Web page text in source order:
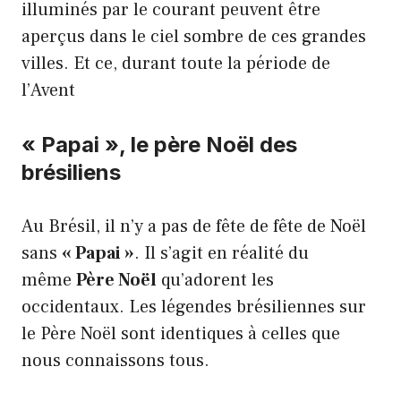
illuminés par le courant peuvent être
aperçus dans le ciel sombre de ces grandes
villes. Et ce, durant toute la période de
l’Avent
« Papai », le père Noël des
brésiliens
Au Brésil, il n’y a pas de fête de fête de Noël
sans « Papai ». Il s’agit en réalité du
même Père Noël qu’adorent les
occidentaux. Les légendes brésiliennes sur
le Père Noël sont identiques à celles que
nous connaissons tous.